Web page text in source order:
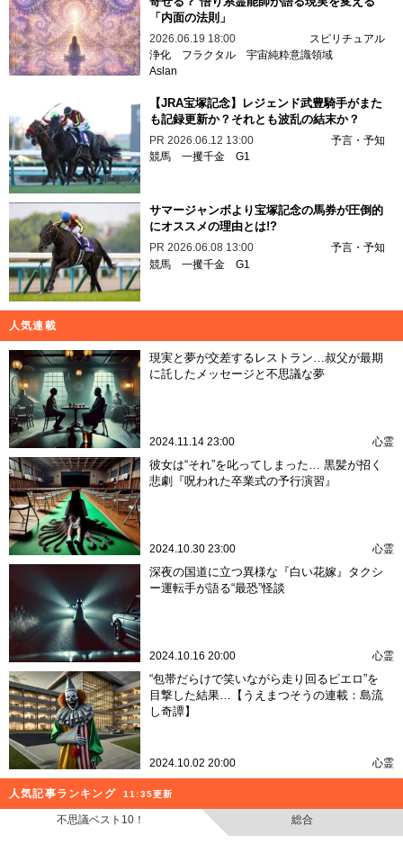
「内面の法則」
2026.06.19 18:00
スピリチュアル
浄化
フラクタル 宇宙純粋意識領域
Aslan
【JRA宝塚記念】レジェンド武豊騎手がまた
も記録更新か？それとも波乱の結末か？
PR 2026.06.12 13:00
予言・予知
競馬 一攫千金 G1
サマージャンボより宝塚記念の馬券が圧倒的
にオススメの理由とは!?
PR 2026.06.08 13:00
予言・予知
競馬 一攫千金 G1
人気連載
現実と夢が交差するレストラン…叔父が最期
に託したメッセージと不思議な夢
2024.11.14 23:00 心霊
彼女は“それ”を叱ってしまった… 黒髪が招く
悲劇『呪われた卒業式の予行演習』
2024.10.30 23:00 心霊
深夜の国道に立つ異様な『白い花嫁』タクシ
ー運転手が語る“最恐”怪談
2024.10.16 20:00 心霊
“包帯だらけで笑いながら走り回るピエロ”を
目撃した結果…【うえまつそうの連載：島流
し奇譚】
2024.10.02 20:00 心霊
人気記事ランキング 11:35更新
不思議ベスト10！ 総合